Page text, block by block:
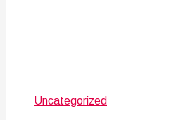
Uncategorized